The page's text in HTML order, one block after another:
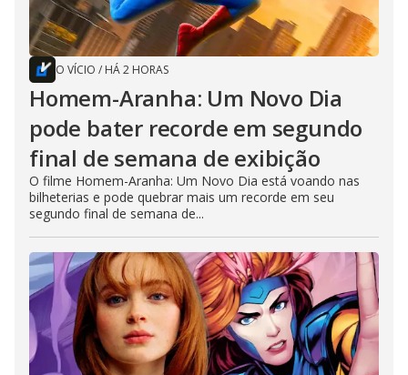
O VÍCIO / HÁ 2 HORAS
Homem-Aranha: Um Novo Dia
pode bater recorde em segundo
final de semana de exibição
O filme Homem-Aranha: Um Novo Dia está voando nas
bilheterias e pode quebrar mais um recorde em seu
segundo final de semana de...